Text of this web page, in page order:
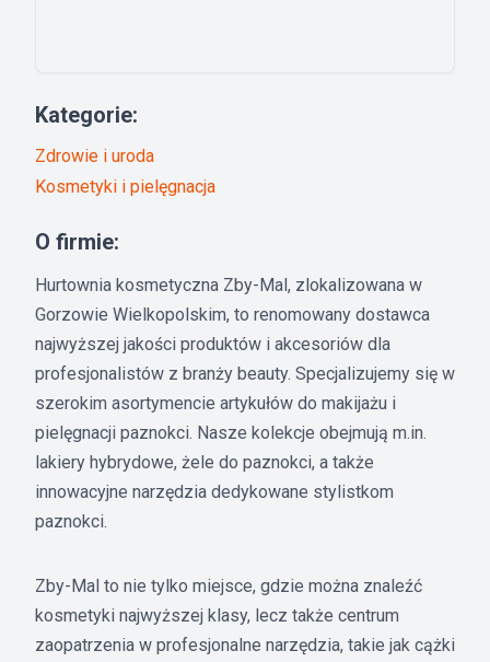
Kategorie:
Zdrowie i uroda
Kosmetyki i pielęgnacja
O firmie:
Hurtownia kosmetyczna Zby-Mal, zlokalizowana w
Gorzowie Wielkopolskim, to renomowany dostawca
najwyższej jakości produktów i akcesoriów dla
profesjonalistów z branży beauty. Specjalizujemy się w
szerokim asortymencie artykułów do makijażu i
pielęgnacji paznokci. Nasze kolekcje obejmują m.in.
lakiery hybrydowe, żele do paznokci, a także
innowacyjne narzędzia dedykowane stylistkom
paznokci.
Zby-Mal to nie tylko miejsce, gdzie można znaleźć
kosmetyki najwyższej klasy, lecz także centrum
zaopatrzenia w profesjonalne narzędzia, takie jak cążki